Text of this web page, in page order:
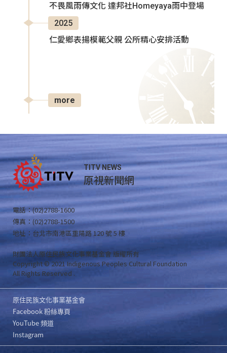
不畏風雨傳文化 達邦社Homeyaya雨中登場
2025
仁愛鄉表揚模範父親 公所精心安排活動
more
TITV NEWS
原視新聞網
電話：(02)2788-1600
傳真：(02)2788-1500
地址：台北市南港區重陽路 120 號 5 樓
財團法人原住民族文化事業基金會 版權所有
Copyright © 2021 Indigenous Peoples Cultural Foundation
All Rights Reserved .
原住民族文化事業基金會
Facebook 粉絲專頁
YouTube 頻道
Instagram